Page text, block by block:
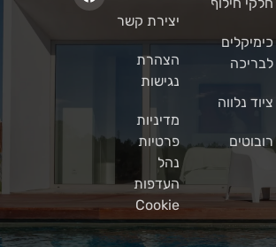
חלקי חילוף
כימיקלים
לבריכה
ציוד נלווה
רובוטים
יצירת קשר
הצהרת
נגישות
מדיניות
פרטיות
נהל
העדפות
Cookie